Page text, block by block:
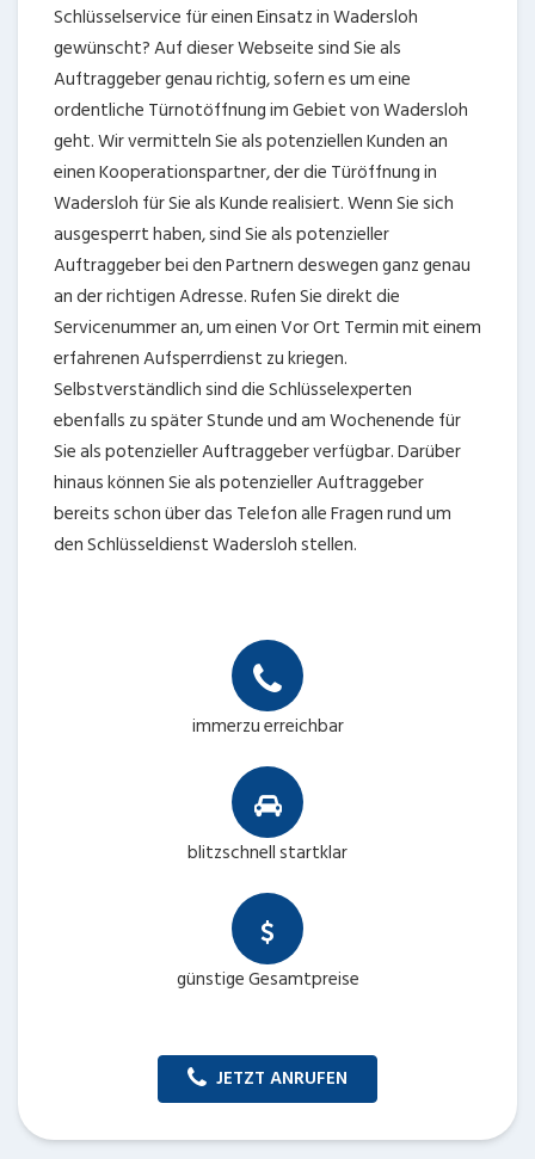
Schlüsselservice für einen Einsatz in Wadersloh
gewünscht? Auf dieser Webseite sind Sie als
Auftraggeber genau richtig, sofern es um eine
ordentliche Türnotöffnung im Gebiet von Wadersloh
geht. Wir vermitteln Sie als potenziellen Kunden an
einen Kooperationspartner, der die Türöffnung in
Wadersloh für Sie als Kunde realisiert. Wenn Sie sich
ausgesperrt haben, sind Sie als potenzieller
Auftraggeber bei den Partnern deswegen ganz genau
an der richtigen Adresse. Rufen Sie direkt die
Servicenummer an, um einen Vor Ort Termin mit einem
erfahrenen Aufsperrdienst zu kriegen.
Selbstverständlich sind die Schlüsselexperten
ebenfalls zu später Stunde und am Wochenende für
Sie als potenzieller Auftraggeber verfügbar. Darüber
hinaus können Sie als potenzieller Auftraggeber
bereits schon über das Telefon alle Fragen rund um
den Schlüsseldienst Wadersloh stellen.
immerzu erreichbar
blitzschnell startklar
günstige Gesamtpreise
JETZT ANRUFEN